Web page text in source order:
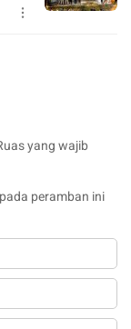
yang wajib
peramban ini